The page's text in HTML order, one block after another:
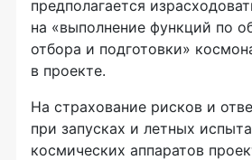
предполагается
на «выполнение функций по
отбора и подготовки»
в проекте.
На страхование рисков и
при запусках и летных
космических аппаратов